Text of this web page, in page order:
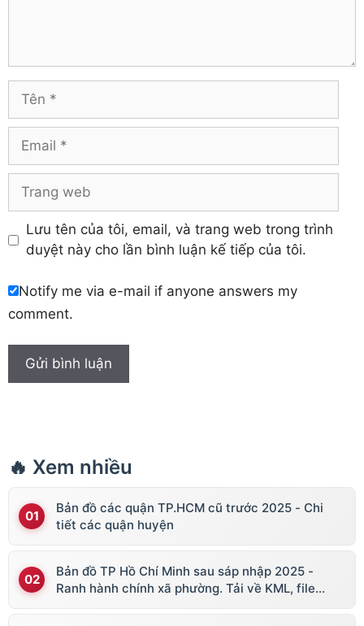
Hòa Bình
Hậu Giang
Hưng Yên
Khánh Hòa
Vĩnh Phúc
Tên
Email
Trang
Lưu tên của tôi, email, và trang web trong trình
duyệt này cho lần bình luận kế tiếp của tôi.
Notify me via e-mail if anyone answers my
comment.
🔥 Xem nhiều
Bản đồ các quận TP.HCM cũ trước 2025 - Chi
tiết các quận huyện
Bản đồ TP Hồ Chí Minh sau sáp nhập 2025 -
Ranh hành chính xã phường. Tải về KML, file